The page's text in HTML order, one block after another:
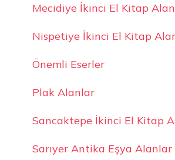
Mecidiye İkinci El Kitap
Nispetiye İkinci El Kitap
Önemli Eserler
Plak Alanlar
Sancaktepe İkinci El Kitap
Sarıyer Antika Eşya Alanlar